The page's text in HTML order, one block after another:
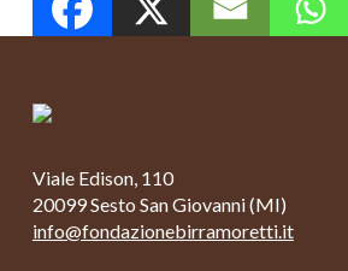
Viale Edison, 110
20099 Sesto San Giovanni (MI)
info@fondazionebirramoretti.it